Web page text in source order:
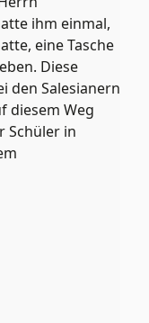
ihm einmal,
eine Tasche
Diese
den Salesianern
diesem Weg
Schüler in